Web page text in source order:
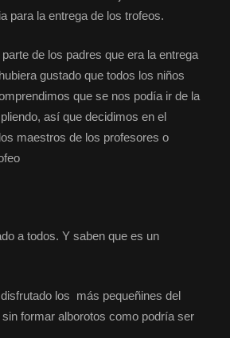
para la entrega de los trofeos.
de los padres que era la entrega
gustado que todos los niños
que se nos podía ir de la
así que decidimos en el
maestros de los profesores o
a todos. Y saben que es un
los más pequeñines del
formar alborotos como podría ser